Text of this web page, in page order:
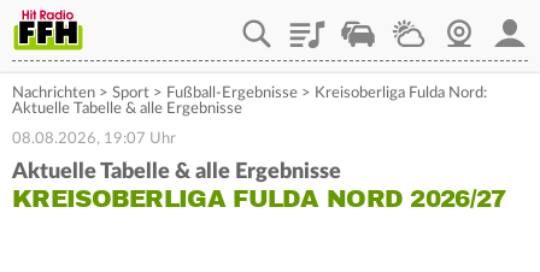
PlaylistStaupilotWetterWebcam
Nachrichten > Sport > Fußball-Ergebnisse > Kreisoberliga Fulda Nord:
Aktuelle Tabelle & alle Ergebnisse
08.08.2026, 19:07 Uhr
Aktuelle Tabelle & alle Ergebnisse
KREISOBERLIGA FULDA NORD 2026/27